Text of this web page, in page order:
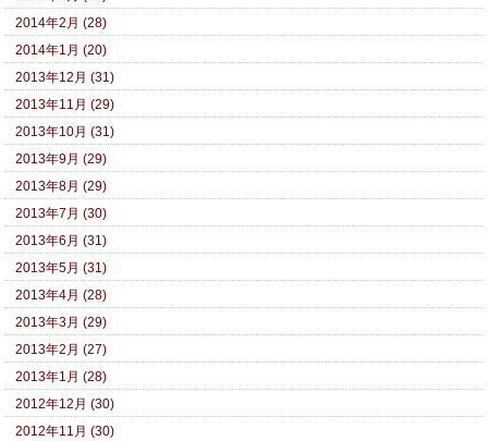
2014年2月 (28)
2014年1月 (20)
2013年12月 (31)
2013年11月 (29)
2013年10月 (31)
2013年9月 (29)
2013年8月 (29)
2013年7月 (30)
2013年6月 (31)
2013年5月 (31)
2013年4月 (28)
2013年3月 (29)
2013年2月 (27)
2013年1月 (28)
2012年12月 (30)
2012年11月 (30)